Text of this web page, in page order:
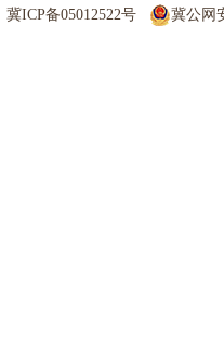
冀ICP备05012522号 冀公网